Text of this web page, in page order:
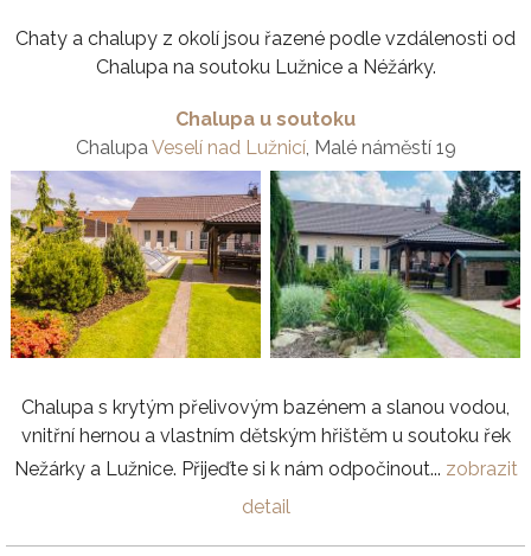
Chaty a chalupy z okolí jsou řazené podle vzdálenosti od
Chalupa na soutoku Lužnice a Néžárky.
Chalupa u soutoku
ChalupaVeselí nad Lužnicí, Malé náměstí 19
Chalupa s krytým přelivovým bazénem a slanou vodou,
vnitřní hernou a vlastním dětským hřištěm u soutoku řek
Nežárky a Lužnice. Přijeďte si k nám odpočinout... zobrazit
detail